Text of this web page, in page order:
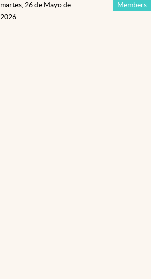
Members
martes, 26 de Mayo de
2026